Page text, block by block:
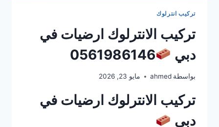
تركيب انترلوك
تركيب الانترلوك ارضيات في
دبي
0561986146
بواسطة ahmed مايو 23, 2026
تركيب الانترلوك ارضيات في
دبي